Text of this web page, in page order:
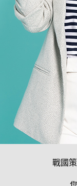
戰國